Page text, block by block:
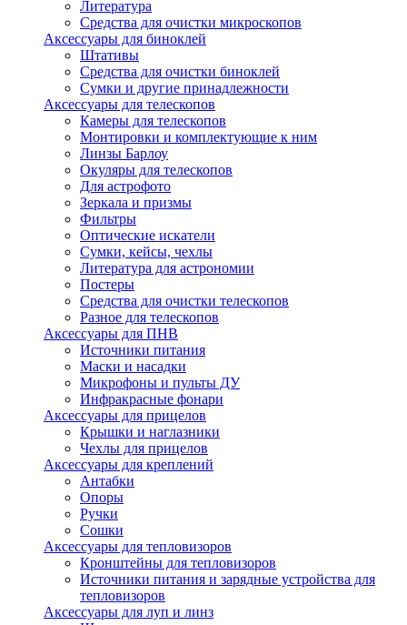
Литература
Средства для очистки микроскопов
Аксессуары для биноклей
Штативы
Средства для очистки биноклей
Сумки и другие принадлежности
Аксессуары для телескопов
Камеры для телескопов
Монтировки и комплектующие к ним
Линзы Барлоу
Окуляры для телескопов
Для астрофото
Зеркала и призмы
Фильтры
Оптические искатели
Сумки, кейсы, чехлы
Литература для астрономии
Постеры
Средства для очистки телескопов
Разное для телескопов
Аксессуары для ПНВ
Источники питания
Маски и насадки
Микрофоны и пульты ДУ
Инфракрасные фонари
Аксессуары для прицелов
Крышки и наглазники
Чехлы для прицелов
Аксессуары для креплений
Антабки
Опоры
Ручки
Сошки
Аксессуары для тепловизоров
Кронштейны для тепловизоров
Источники питания и зарядные устройства для
тепловизоров
Аксессуары для луп и линз